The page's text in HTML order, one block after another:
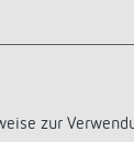
zur